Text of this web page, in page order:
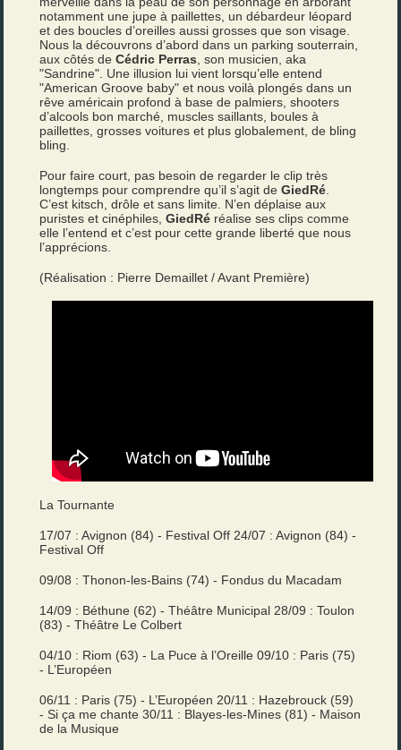
notamment une jupe à paillettes, un débardeur léopard
et des boucles d’oreilles aussi grosses que son visage.
Nous la découvrons d’abord dans un parking souterrain,
aux côtés deCédric Perras , son musicien, aka
"Sandrine". Une illusion lui vient lorsqu’elle entend
"American Groove baby" et nous voilà plongés dans un
rêve américain profond à base de palmiers, shooters
d’alcools bon marché, muscles saillants, boules à
paillettes, grosses voitures et plus globalement, de bling
bling.
Pour faire court, pas besoin de regarder le clip très
longtemps pour comprendre qu’il s’agit deGiedRé
C’est kitsch, drôle et sans limite. N’en déplaise aux
puristes et cinéphiles,GiedRé réalise ses clips comme
elle l’entend et c’est pour cette grande liberté que nous
l’apprécions.
(Réalisation : Pierre Demaillet / Avant Première)
La Tournante
17/07 : Avignon (84) - Festival Off 24/07 : Avignon (84) -
Festival Off
09/08 : Thonon-les-Bains (74) - Fondus du Macadam
14/09 : Béthune (62) - Théâtre Municipal 28/09 : Toulon
(83) - Théâtre Le Colbert
04/10 : Riom (63) - La Puce à l’Oreille 09/10 : Paris (75)
- L’Européen
06/11 : Paris (75) - L’Européen 20/11 : Hazebrouck (59)
- Si ça me chante 30/11 : Blayes-les-Mines (81) - Maison
de la Musique